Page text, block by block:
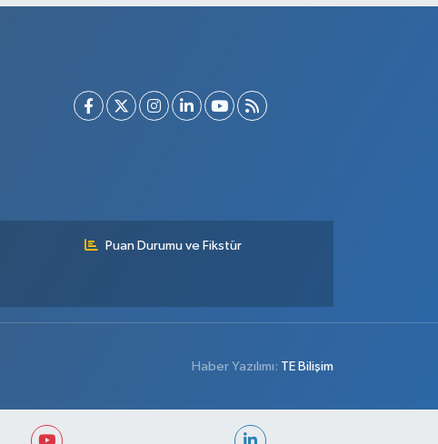
Puan Durumu ve Fikstür
Haber Yazılımı: TE Bilişim